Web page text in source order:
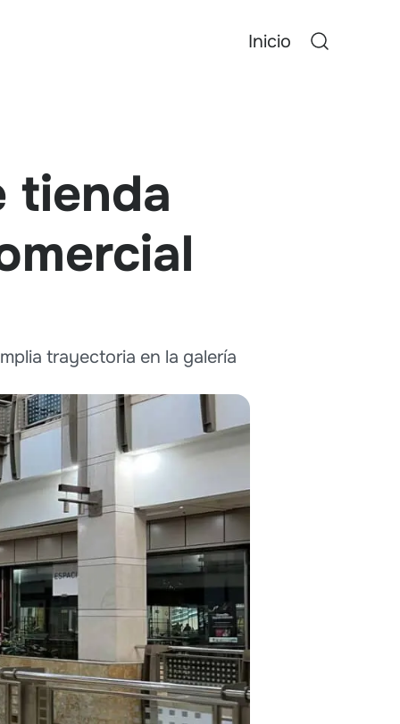
Inicio
tienda
trayectoria en la galería